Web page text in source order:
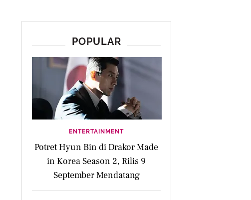
POPULAR
ENTERTAINMENT
Potret Hyun Bin di Drakor Made
in Korea Season 2, Rilis 9
September Mendatang